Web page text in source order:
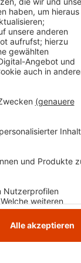
im Einsatz - aus
Es gebe
Einsatz weiter
um in Milspe